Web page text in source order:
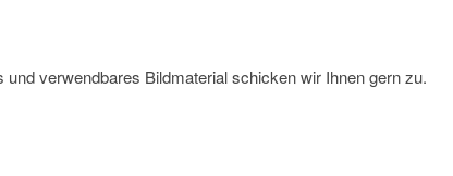
und verwendbares Bildmaterial schicken wir Ihnen gern zu.